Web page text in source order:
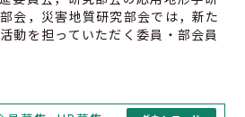
会，災害地質研究部会では，新た
動を担っていただく委員・部会員